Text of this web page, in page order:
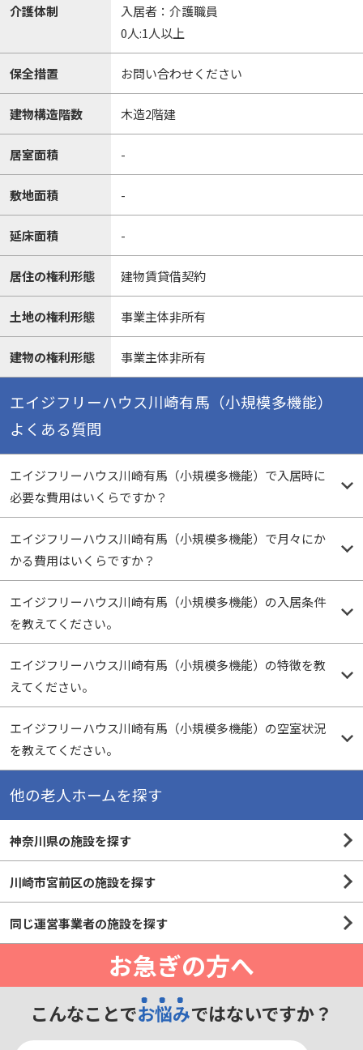
介護体制
入居者：介護職員
0人:1人以上
保全措置 お問い合わせください
建物構造階数 木造2階建
居室面積 -
敷地面積 -
延床面積 -
居住の権利形態 建物賃貸借契約
土地の権利形態 事業主体非所有
建物の権利形態 事業主体非所有
エイジフリーハウス川崎有馬（小規模多機能）
よくある質問
エイジフリーハウス川崎有馬（小規模多機能）で入居時に
必要な費用はいくらですか？
エイジフリーハウス川崎有馬（小規模多機能）で月々にか
かる費用はいくらですか？
エイジフリーハウス川崎有馬（小規模多機能）の入居条件
を教えてください。
エイジフリーハウス川崎有馬（小規模多機能）の特徴を教
えてください。
エイジフリーハウス川崎有馬（小規模多機能）の空室状況
を教えてください。
他の老人ホームを探す
神奈川県の施設を探す
川崎市宮前区の施設を探す
同じ運営事業者の施設を探す
お急ぎの方へ
こんなことでお悩みではないですか？